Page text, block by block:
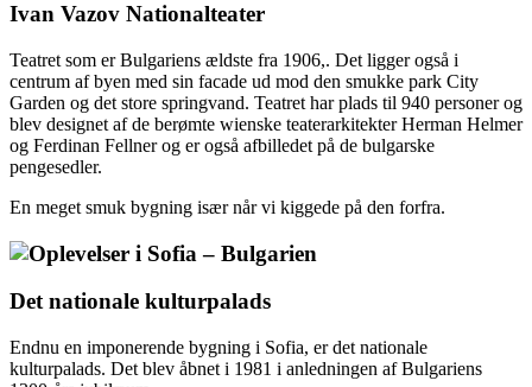
Ivan Vazov Nationalteater
Teatret som er Bulgariens ældste fra 1906,. Det ligger også i
centrum af byen med sin facade ud mod den smukke park City
Garden og det store springvand. Teatret har plads til 940 personer og
blev designet af de berømte wienske teaterarkitekter Herman Helmer
og Ferdinan Fellner og er også afbilledet på de bulgarske
pengesedler.
En meget smuk bygning især når vi kiggede på den forfra.
Det nationale kulturpalads
Endnu en imponerende bygning i Sofia, er det nationale
kulturpalads. Det blev åbnet i 1981 i anledningen af Bulgariens